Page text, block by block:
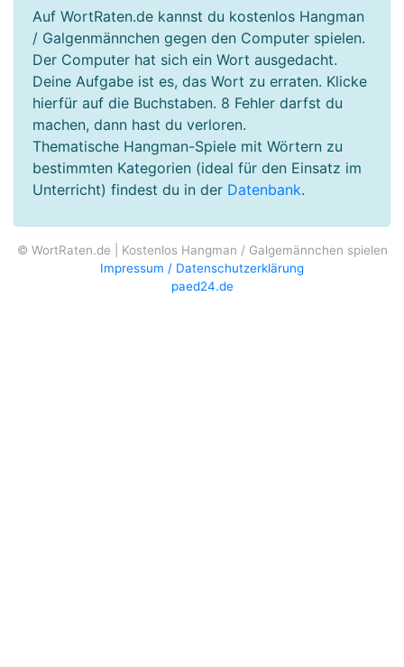
Auf WortRaten.de kannst du kostenlos Hangman
/ Galgenmännchen gegen den Computer spielen.
Der Computer hat sich ein Wort ausgedacht.
Deine Aufgabe ist es, das Wort zu erraten. Klicke
hierfür auf die Buchstaben. 8 Fehler darfst du
machen, dann hast du verloren.
Thematische Hangman-Spiele mit Wörtern zu
bestimmten Kategorien (ideal für den Einsatz im
Unterricht) findest du in der Datenbank.
© WortRaten.de | Kostenlos Hangman / Galgemännchen spielen
Impressum / Datenschutzerklärung
paed24.de